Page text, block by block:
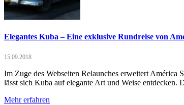
Elegantes Kuba – Eine exklusive Rundreise von
15.09.2018
Im Zuge des Webseiten Relaunches erweitert
lässt sich Kuba auf elegante Art und Weise
Mehr erfahren